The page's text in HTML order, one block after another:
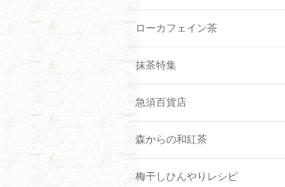
ローカフェイン茶
抹茶特集
急須百貨店
森からの和紅茶
梅干しひんやりレシピ